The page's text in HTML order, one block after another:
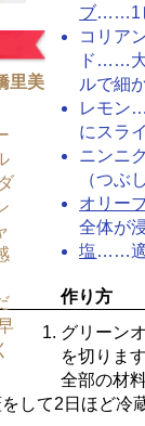
里美
ブ……1
コリア
ド……大
ルで細
レモン
にスラ
ニンニ
（つぶ
オリー
全体が
塩……
作り方
グリーン
を切ります
全部の材
して2日ほど冷